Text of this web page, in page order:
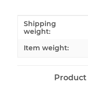
Item information
Value
Shipping
weight:
Item weight: